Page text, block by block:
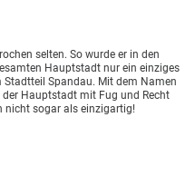
selten. So wurde er in den
Hauptstadt nur ein einziges
Spandau. Mit dem Namen
Hauptstadt mit Fug und Recht
nicht sogar als einzigartig!